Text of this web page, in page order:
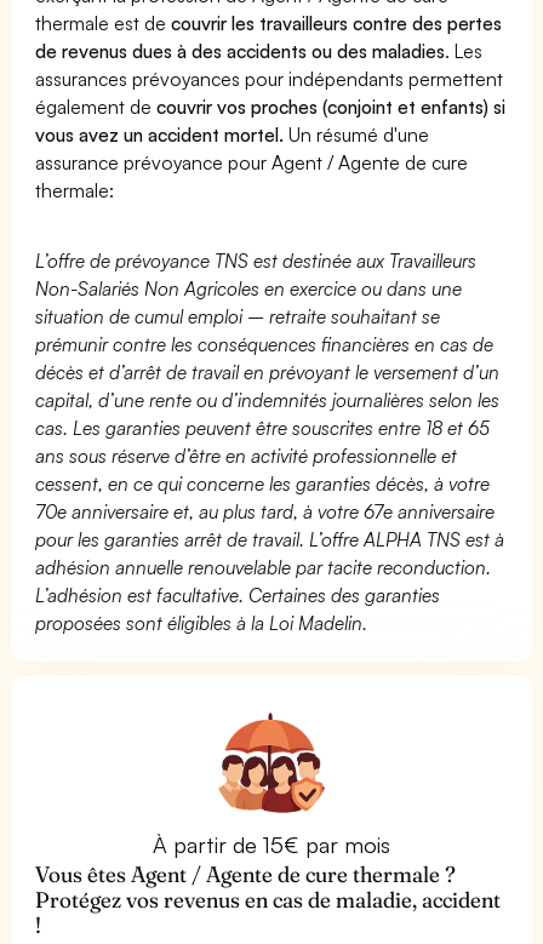
thermale est decouvrir les travailleurs contre des pertes
de revenus dues à des accidents ou des maladies. Les
assurances prévoyances pour indépendants permettent
également decouvrir vos proches (conjoint et enfants) si
vous avez un accident mortel. Un résumé d'une
assurance prévoyance pour Agent / Agente de cure
thermale:
L’offre de prévoyance TNS est destinée aux Travailleurs
Non-Salariés Non Agricoles en exercice ou dans une
situation de cumul emploi – retraite souhaitant se
prémunir contre les conséquences financières en cas de
décès et d’arrêt de travail en prévoyant le versement d’un
capital, d’une rente ou d’indemnités journalières selon les
cas. Les garanties peuvent être souscrites entre 18 et 65
ans sous réserve d’être en activité professionnelle et
cessent, en ce qui concerne les garanties décès, à votre
70e anniversaire et, au plus tard, à votre 67e anniversaire
pour les garanties arrêt de travail. L’offre ALPHA TNS est à
adhésion annuelle renouvelable par tacite reconduction.
L’adhésion est facultative. Certaines des garanties
proposées sont éligibles à la Loi Madelin.
À partir de 15€ par mois
Vous êtes Agent / Agente de cure thermale ?
Protégez vos revenus en cas de maladie, accident
!